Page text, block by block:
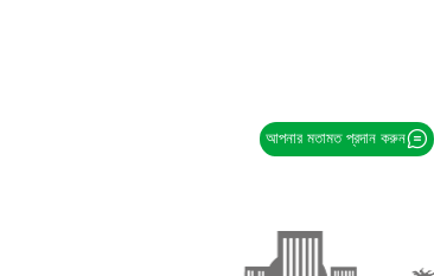
আপনার মতামত প্রদান করুন